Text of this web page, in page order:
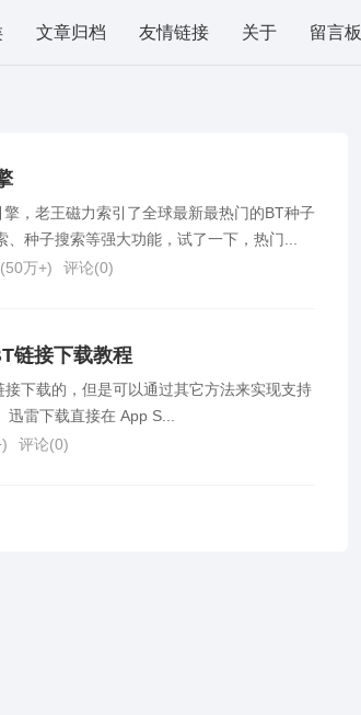
文章归档 友情链接 关于 留言板
，老王磁力索引了全球最新最热门的BT种子
种子搜索等强大功能，试了一下，热门...
50万+) 评论(0)
链接下载教程
下载的，但是可以通过其它方法来实现支持
雷下载直接在 App S...
) 评论(0)